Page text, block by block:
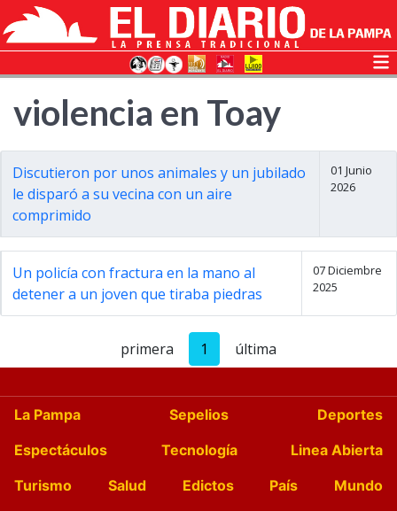
violencia en Toay
Discutieron por unos animales y un jubilado
le disparó a su vecina con un aire
comprimido
01 Junio
2026
Un policía con fractura en la mano al
detener a un joven que tiraba piedras
07 Diciembre
2025
primera 1 última
La Pampa Sepelios
Deportes
Espectáculos
Tecnología
Linea Abierta
Turismo
Salud Edictos País
Mundo